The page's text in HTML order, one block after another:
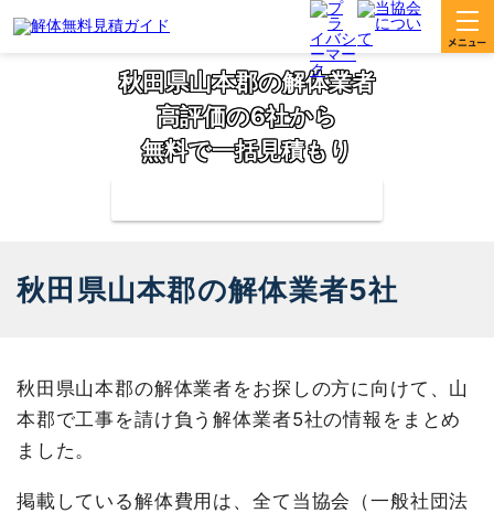
秋田県山本郡の解体業者
高評価の6社から
無料で一括見積もり
秋田県山本郡の解体業者5社
秋田県山本郡の解体業者をお探しの方に向けて、山
本郡で工事を請け負う解体業者5社の情報をまとめ
ました。
掲載している解体費用は、全て当協会（一般社団法